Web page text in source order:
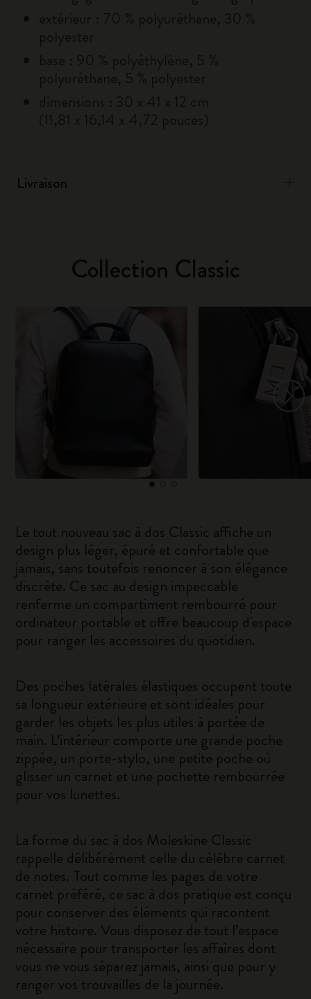
Livraison
Collection Classic
Le tout nouveau sac à dos Classic affiche un
design plus léger, épuré et confortable que
jamais, sans toutefois renoncer à son élégance
discrète. Ce sac au design impeccable
renferme un compartiment rembourré pour
ordinateur portable et offre beaucoup d'espace
pour ranger les accessoires du quotidien.
Des poches latérales élastiques occupent toute
sa longueur extérieure et sont idéales pour
garder les objets les plus utiles à portée de
main. L’intérieur comporte une grande poche
zippée, un porte-stylo, une petite poche où
glisser un carnet et une pochette rembourrée
pour vos lunettes.
La forme du sac à dos Moleskine Classic
rappelle délibérément celle du célèbre carnet
de notes. Tout comme les pages de votre
carnet préféré, ce sac à dos pratique est conçu
pour conserver des éléments qui racontent
votre histoire. Vous disposez de tout l’espace
nécessaire pour transporter les affaires dont
vous ne vous séparez jamais, ainsi que pour y
ranger vos trouvailles de la journée.